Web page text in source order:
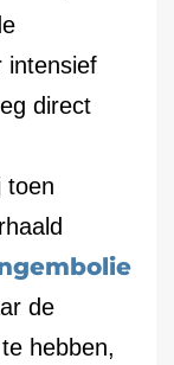
intensief
direct
toen
de
hebben,